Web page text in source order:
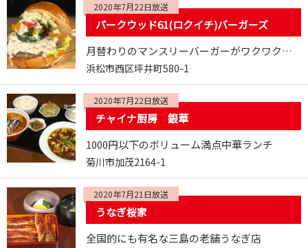
2020年7月22日放送
パークウッド61(ロクイチ)バーガーズ
月替わりのマンスリーバーガーがワクワクさせる
浜松市西区坪井町580-1
2020年7月22日放送
チャイナ厨房 銀華
1000円以下のボリューム満点中華ランチ
菊川市加茂2164-1
2020年7月21日放送
うなぎ桜家
全国的にも有名な三島の老舗うなぎ店